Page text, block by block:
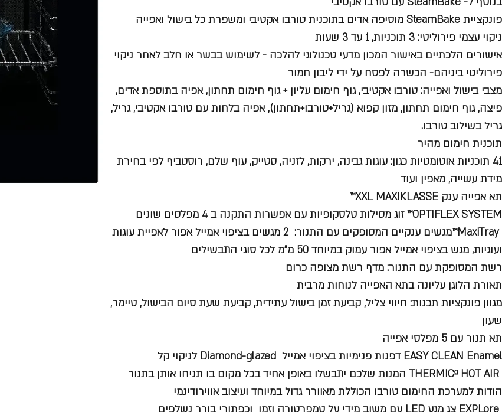
פונקציית SteamBake מוסיפה אדים בתוכנית טורבו אקטיבי ומשפרת כל בישול ואפייה
ניקוי עצמי פירוליטי: 3 תוכניות, 1 עד 3 שעות
אישורים הלכתיים באישור המכון מדעי טכנולוגי להלכה - לשימוש בבשר או חלב לאחר ניקוי
פירוליטי ביניהם- הכשרה לפסח על ידי ליבון חמור
מצבי בישול ואפייה: טורבו אקטיבי, גוף חימום עליון + גוף חימום תחתון, אפיה בתוספת אדים,
פיצה, גוף חימום תחתון, מזון קפוא (גריל+טורבו+תחתון), אפיה בלחות עם טורבו אקטיבי, גריל,
גריל בשילוב טורבו.
תוכנית חימום מהיר
41 תוכניות אוטומטיות כגון: עוגות גבינה, ירקות, לזניה, סטייק, עוף שלם, רוסטביף לפי בחירת
מידת עשייה, מאפין ועוד
תא אפייה ענק XXL MAXIKLASSE™
OPTIFLEX SYSTEM™ זוג מסילות טלסקופיות עם אפשרות התקנה ב 4 מפלסים שונים
MaxiTray™מגשים ענקיים המסופקים עם התנור: 2 מגשים בציפוי אמייל אפור לאפיית עוגות
ועוגיות, מגש בציפוי אמייל אפור עמוק במיוחד 50 מ"מ לכל סוגי התבשילים
רשת המסופקת עם התנור: מדף רשת מצופה כרום
תאורת הלוגן עליונה בתא האפייה לנוחות מרבית
מגוון פונקציות תכנות: חיווי צליל, קביעת זמן בישול עתידית, קביעת שעת סיום הבישול, טיימר,
שעון
תא תנור עם 5 מפלסי אפייה
EASY CLEAN Enamel דפנות פנימיות בציפוי אמייל Diamond-glazed לניקוי קל
THERMICº HOT AIR המנות שלכם יתבשלו באופן אחיד בכל מקום בו תניחו אותן בתנור
הודות למערכת החימום טורבו הכוללת מאוורר גדול במיוחד ועיצוב אווירודינמי